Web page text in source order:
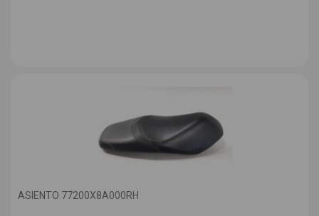
ASIENTO 77200X8A000RH